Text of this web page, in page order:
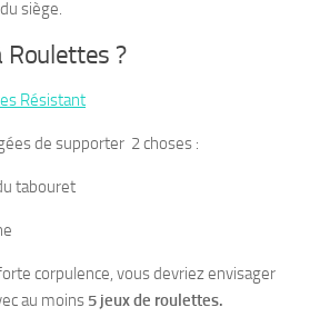
siège.
Roulettes ?
de supporter 2 choses :
tabouret
corpulence, vous devriez envisager
au moins 5 jeux de roulettes.